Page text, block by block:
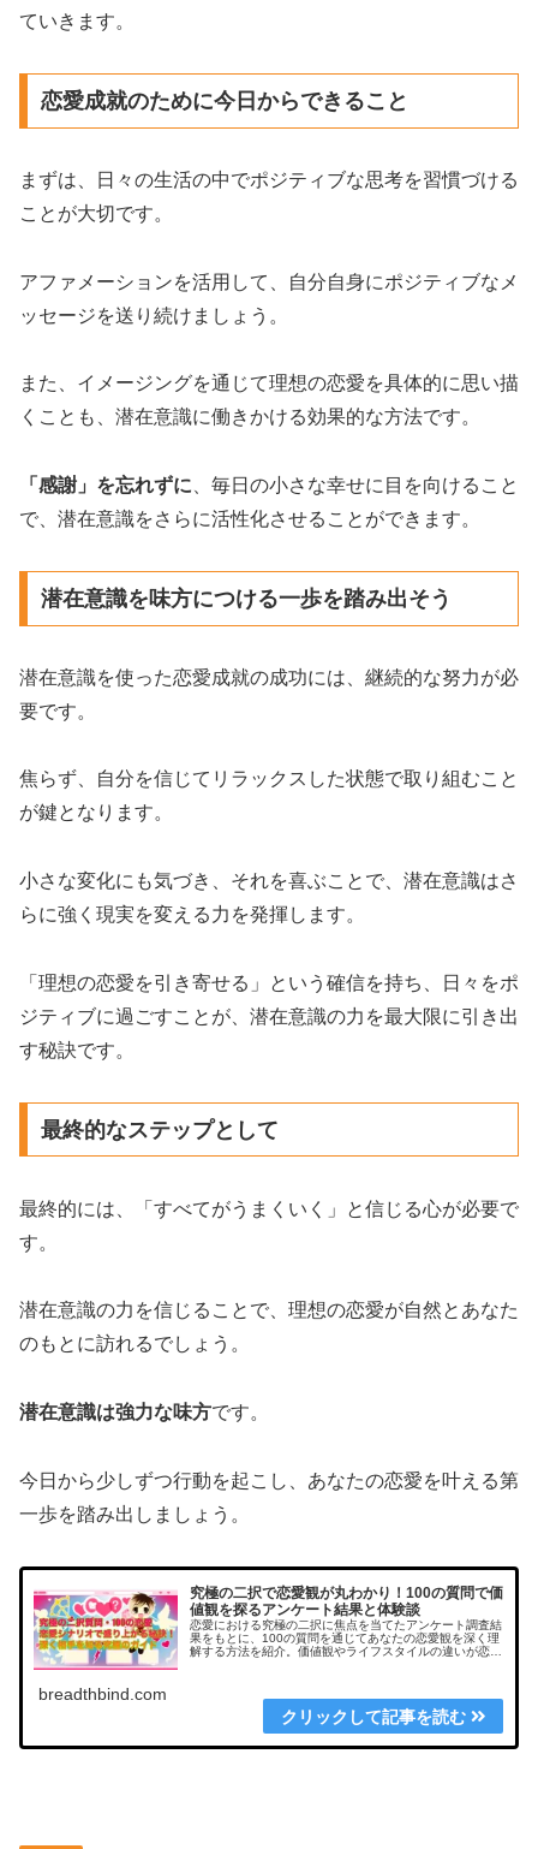
ていきます。
恋愛成就のために今日からできること
まずは、日々の生活の中でポジティブな思考を習慣づける
ことが大切です。
アファメーションを活用して、自分自身にポジティブなメ
ッセージを送り続けましょう。
また、イメージングを通じて理想の恋愛を具体的に思い描
くことも、潜在意識に働きかける効果的な方法です。
「感謝」を忘れずに 、毎日の小さな幸せに目を向けること
で、潜在意識をさらに活性化させることができます。
潜在意識を味方につける一歩を踏み出そう
潜在意識を使った恋愛成就の成功には、継続的な努力が必
要です。
焦らず、自分を信じてリラックスした状態で取り組むこと
が鍵となります。
小さな変化にも気づき、それを喜ぶことで、潜在意識はさ
らに強く現実を変える力を発揮します。
「理想の恋愛を引き寄せる」という確信を持ち、日々をポ
ジティブに過ごすことが、潜在意識の力を最大限に引き出
す秘訣です。
最終的なステップとして
最終的には、「すべてがうまくいく」と信じる心が必要で
す。
潜在意識の力を信じることで、理想の恋愛が自然とあなた
のもとに訪れるでしょう。
潜在意識は強力な味方です。
今日から少しずつ行動を起こし、あなたの恋愛を叶える第
一歩を踏み出しましょう。
究極の二択で恋愛観が丸わかり！100の質問で価
値観を探るアンケート結果と体験談
恋愛における究極の二択に焦点を当てたアンケート調査結
果をもとに、100の質問を通じてあなたの恋愛観を深く理
解する方法を紹介。価値観やライフスタイルの違いが恋愛
breadthbind.com